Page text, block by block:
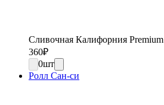
Сливочная Калифорния Premium
360₽
0шт
Ролл Сан-си